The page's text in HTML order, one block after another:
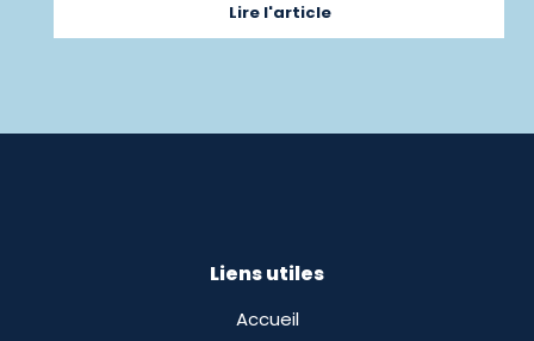
Lire l'article
Liens utiles
Accueil